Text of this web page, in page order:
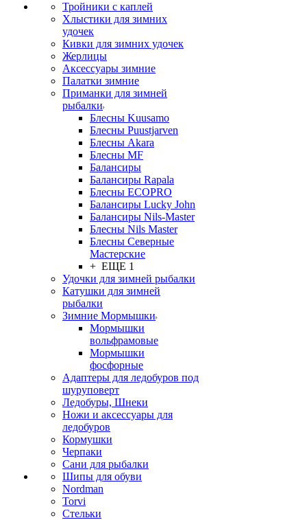
Тройники с каплей
Хлыстики для зимних
удочек
Кивки для зимних удочек
Жерлицы
Аксессуары зимние
Палатки зимние
Приманки для зимней
рыбалки
Блесны Kuusamo
Блесны Puustjarven
Блесны Akara
Блесны MF
Балансиры
Балансиры Rapala
Блесны ECOPRO
Балансиры Lucky John
Балансиры Nils-Master
Блесны Nils Master
Блесны Северные
Мастерские
+ ЕЩЕ 1
Удочки для зимней рыбалки
Катушки для зимней
рыбалки
Зимние Мормышки
Мормышки
вольфрамовые
Мормышки
фосфорные
Адаптеры для ледобуров под
шуруповерт
Ледобуры, Шнеки
Ножи и аксессуары для
ледобуров
Кормушки
Черпаки
Сани для рыбалки
Шипы для обуви
Nordman
Torvi
Стельки